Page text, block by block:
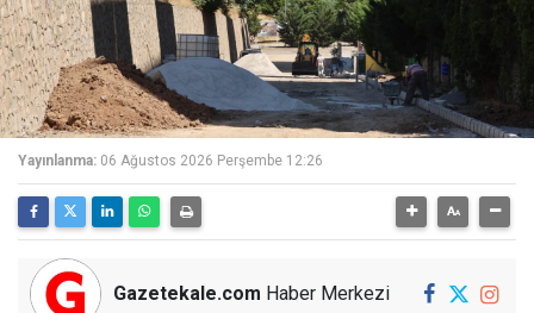
Yayınlanma: 06 Ağustos 2026 Perşembe 12:26
Gazetekale.com Haber Merkezi